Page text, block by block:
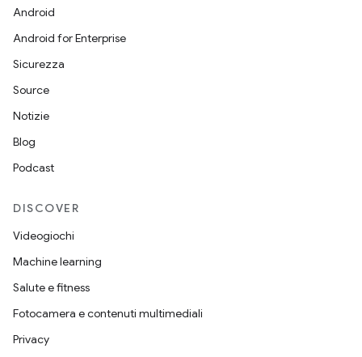
Android
Android for Enterprise
Sicurezza
Source
Notizie
Blog
Podcast
DISCOVER
Videogiochi
Machine learning
Salute e fitness
Fotocamera e contenuti multimediali
Privacy